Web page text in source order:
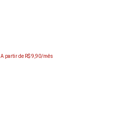
A partir de R$ 9,90/mês